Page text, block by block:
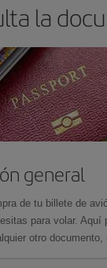
la
general
de tu billete de
para volar.
otro